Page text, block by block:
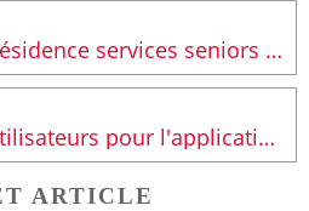
Construction d’une résidence services seniors de 80 logements avenue Georges Durand
Déjà plus de 1 500 utilisateurs pour l'application mobile Le Mans en poche
ARTICLE